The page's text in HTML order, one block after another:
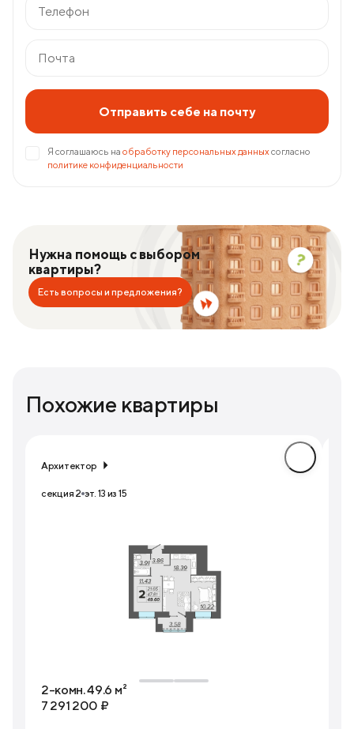
Отправить себе на почту
Я соглашаюсь на обработку персональных данныхсогласно
политике конфиденциальности
Нужна помощь с выбором
квартиры?
Есть вопросы и предложения?
Похожие квартиры
Архитектор
секция 2 эт. 13 из 15
2-комн. 49.6 м²
7 291 200 ₽